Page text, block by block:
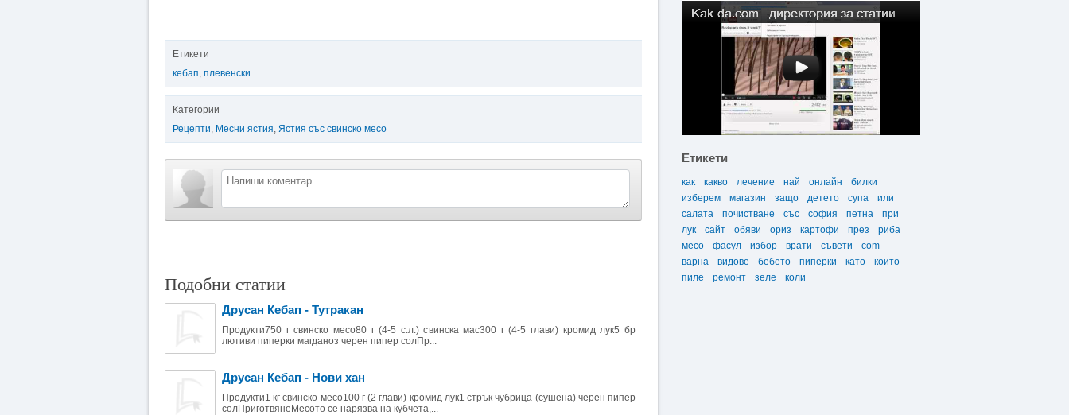
Етикети
кебап, плевенски
Категории
Рецепти, Месни ястия, Ястия със свинско месо
Подобни статии
Друсан Кебап - Тутракан
Продукти750 г свинско месо80 г (4-5 с.л.) свинска мас300 г (4-5 глави) кромид лук5 бр
лютиви пиперки магданоз черен пипер солПр...
Друсан Кебап - Нови хан
Продукти1 кг свинско месо100 г (2 глави) кромид лук1 стрък чубрица (сушена) черен пипер
солПриготвянеМесото се нарязва на кубчета,...
Етикети
как какво лечение най онлайн
билки
изберем
магазин защо детето супа
или
салата
почистване със софия петна
при
лук
сайт обяви ориз картофи през
риба
месо
фасул избор врати съвети
com
варна
видове бебето пиперки като
които
пиле
ремонт зеле коли